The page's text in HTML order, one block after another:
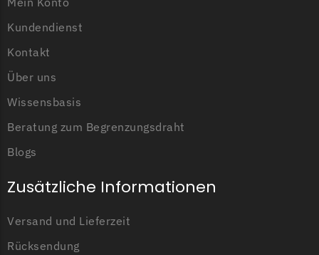
Kundendienst
Kontakt
Über uns
Wissensbasis
Beratung zum Begrenzungsdraht
Blogs
Zusätzliche Informationen
Versand und Lieferzeit
Rücksendung